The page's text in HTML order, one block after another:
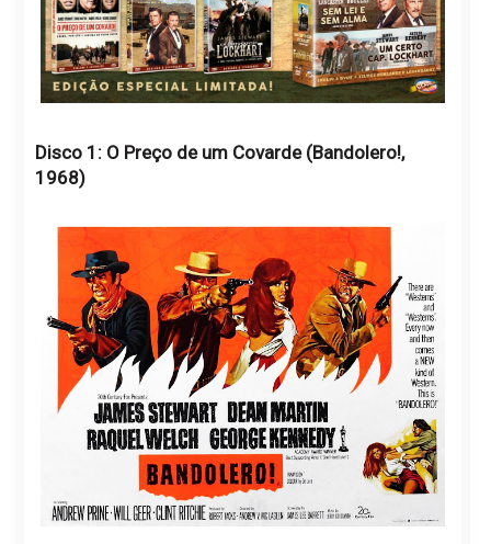
Disco 1: O Preço de um Covarde (Bandolero!,
1968)